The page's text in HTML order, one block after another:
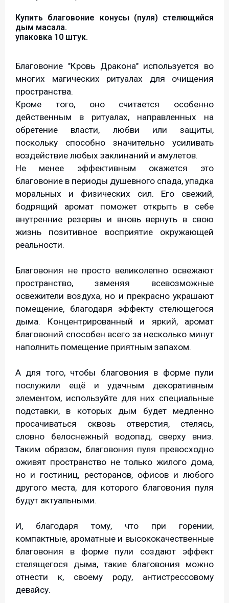
Купить благовоние конусы (пуля) стелющийся
дым масала.
упаковка 10 штук.
Благовоние "Кровь Дракона" используется во
многих магических ритуалах для очищения
пространства.
Кроме того, оно считается особенно
действенным в ритуалах, направленных на
обретение власти, любви или защиты,
поскольку способно значительно усиливать
воздействие любых заклинаний и амулетов.
Не менее эффективным окажется это
благовоние в периоды душевного спада, упадка
моральных и физических сил. Его свежий,
бодрящий аромат поможет открыть в себе
внутренние резервы и вновь вернуть в свою
жизнь позитивное восприятие окружающей
реальности.
Благовония не просто великолепно освежают
пространство, заменяя всевозможные
освежители воздуха, но и прекрасно украшают
помещение, благодаря эффекту стелющегося
дыма. Концентрированный и яркий, аромат
благовоний способен всего за несколько минут
наполнить помещение приятным запахом.
А для того, чтобы благовония в форме пули
послужили ещё и удачным декоративным
элементом, используйте для них специальные
подставки, в которых дым будет медленно
просачиваться сквозь отверстия, стелясь,
словно белоснежный водопад, сверху вниз.
Таким образом, благовония пуля превосходно
оживят пространство не только жилого дома,
но и гостиниц, ресторанов, офисов и любого
другого места, для которого благовония пуля
будут актуальными.
И, благодаря тому, что при горении,
компактные, ароматные и высококачественные
благовония в форме пули создают эффект
стелящегося дыма, такие благовония можно
отнести к, своему роду, антистрессовому
девайсу.